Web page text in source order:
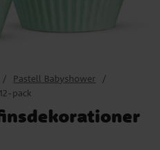
Pastell Babyshower
pack